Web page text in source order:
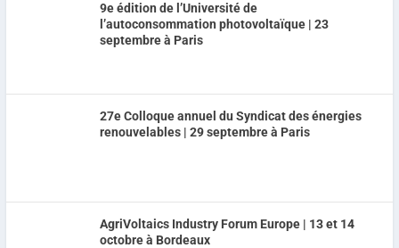
9e édition de l’Université de
l’autoconsommation photovoltaïque | 23
septembre à Paris
27e Colloque annuel du Syndicat des énergies
renouvelables | 29 septembre à Paris
AgriVoltaics Industry Forum Europe | 13 et 14
octobre à Bordeaux